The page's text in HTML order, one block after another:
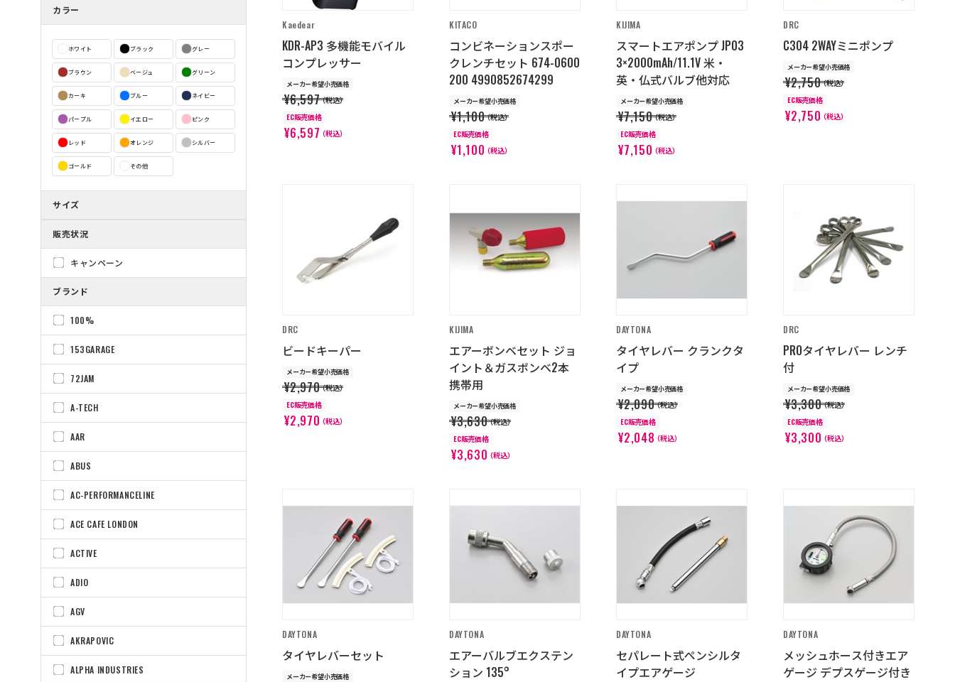
カラー
ホワイト ブラック グレー
ブラウン ベージュ グリーン
カーキ ブルー ネイビー
パープル イエロー ピンク
レッド オレンジ シルバー
ゴールド その他
サイズ
販売状況
キャンペーン
ブランド
100%
153GARAGE
72JAM
A-TECH
AAR
ABUS
AC-PERFORMANCELINE
ACE CAFE LONDON
ACTIVE
ADIO
AGV
AKRAPOVIC
ALPHA INDUSTRIES
Kaedear
KDR-AP3 多機能モバイル
コンプレッサー
メーカー希望小売価格
¥6,597（税込）
EC販売価格
¥6,597（税込）
KITACO
コンビネーションスポー
クレンチセット 674-0600
200 4990852674299
メーカー希望小売価格
¥1,100（税込）
EC販売価格
¥1,100（税込）
KIJIMA
スマートエアポンプ JP03
3×2000mAh/11.1V 米・
英・仏式バルブ他対応
メーカー希望小売価格
¥7,150（税込）
EC販売価格
¥7,150（税込）
DRC
C304 2WAYミニポンプ
メーカー希望小売価格
¥2,750（税込）
EC販売価格
¥2,750（税込）
DRC
ビードキーパー
メーカー希望小売価格
¥2,970（税込）
EC販売価格
¥2,970（税込）
KIJIMA
エアーボンベセット ジョ
イント＆ガスボンベ2本
携帯用
メーカー希望小売価格
¥3,630（税込）
EC販売価格
¥3,630（税込）
DAYTONA
タイヤレバー クランクタ
イプ
メーカー希望小売価格
¥2,090（税込）
EC販売価格
¥2,048（税込）
DRC
PROタイヤレバー レンチ
付
メーカー希望小売価格
¥3,300（税込）
EC販売価格
¥3,300（税込）
DAYTONA
タイヤレバーセット
メーカー希望小売価格
DAYTONA
エアーバルブエクステン
ション 135°
DAYTONA
セパレート式ペンシルタ
イプエアゲージ
DAYTONA
メッシュホース付きエア
ゲージ デプスゲージ付き